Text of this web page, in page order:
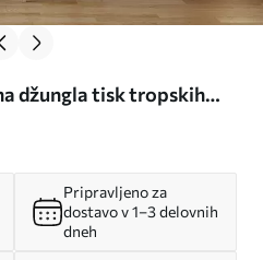
džungla tisk tropskih
Št. w08823
Pripravljeno za
dostavo v 1–3 delovnih
dneh